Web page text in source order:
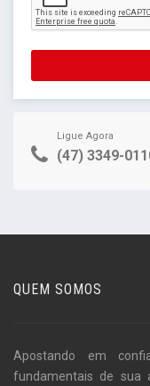
Ligue Agora
(47) 3349-
QUEM SOMOS
Apostando em
fundamentais de sua